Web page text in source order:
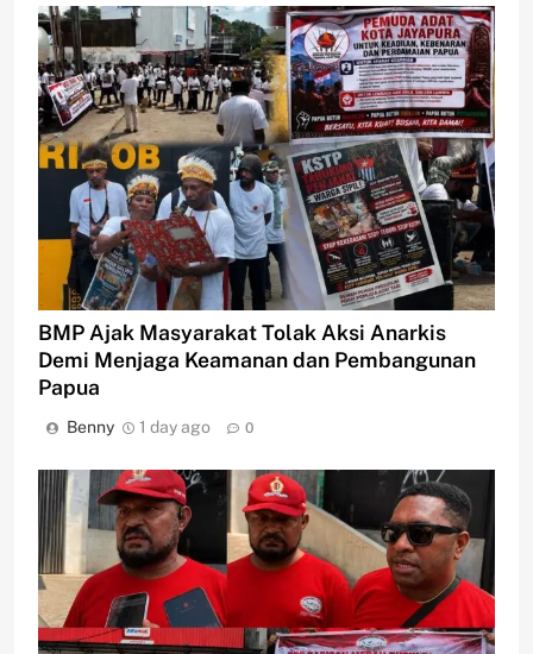
BMP Ajak Masyarakat Tolak Aksi Anarkis
Demi Menjaga Keamanan dan Pembangunan
Papua
Benny 1 day ago 0